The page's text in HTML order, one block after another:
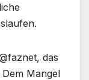
das
Mangel